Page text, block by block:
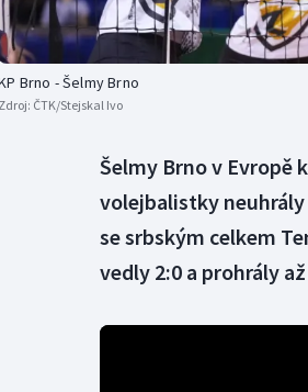
Brno - Šelmy Brno
Zdroj: ČTK/Stejskal Ivo
Šelmy Brno v Evropě
volejbalistky
se srbským celkem
vedly 2:0 a prohrály